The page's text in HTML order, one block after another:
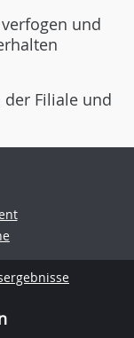
und
Filiale und